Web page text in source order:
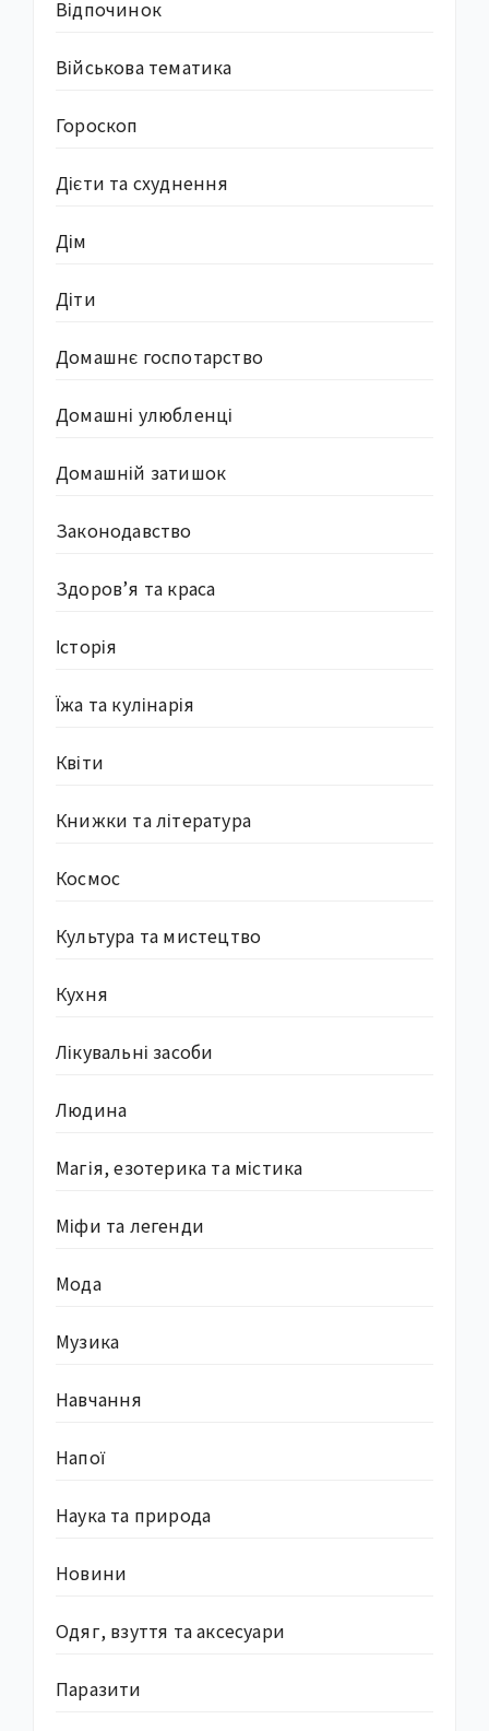
Відпочинок
Військова тематика
Гороскоп
Дієти та схуднення
Дім
Діти
Домашнє госпотарство
Домашні улюбленці
Домашній затишок
Законодавство
Здоров’я та краса
Історія
Їжа та кулінарія
Квіти
Книжки та література
Космос
Культура та мистецтво
Кухня
Лікувальні засоби
Людина
Магія, езотерика та містика
Міфи та легенди
Мода
Музика
Навчання
Напої
Наука та природа
Новини
Одяг, взуття та аксесуари
Паразити